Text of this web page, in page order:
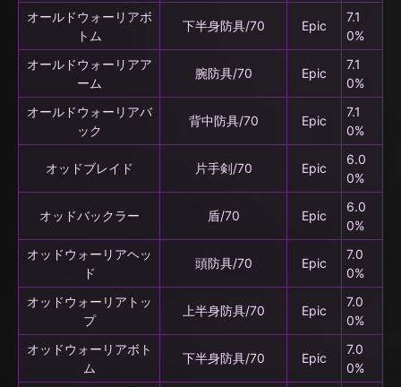
オールドウォーリアボ
トム
下半身防具/70 Epic
7.1
0%
オールドウォーリアア
ーム
腕防具/70 Epic
7.1
0%
オールドウォーリアバ
ック
背中防具/70 Epic
7.1
0%
オッドブレイド 片手剣/70 Epic
6.0
0%
オッドバックラー 盾/70 Epic
6.0
0%
オッドウォーリアヘッ
ド
頭防具/70 Epic
7.0
0%
オッドウォーリアトッ
プ
上半身防具/70 Epic
7.0
0%
オッドウォーリアボト
ム
下半身防具/70 Epic
7.0
0%